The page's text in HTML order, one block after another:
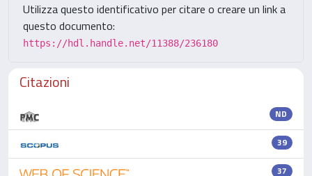
Utilizza questo identificativo per citare o creare un link a
questo documento:
https://hdl.handle.net/11388/236180
Citazioni
ND
39
37